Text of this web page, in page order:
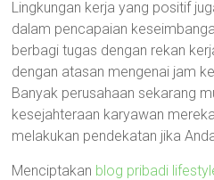
Lingkungan kerja yang positif
dalam pencapaian
berbagi tugas dengan rekan
dengan atasan mengenai jam
Banyak perusahaan sekarang
kesejahteraan karyawan
melakukan pendekatan jika
Menciptakan blog pribadi